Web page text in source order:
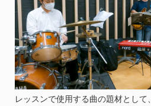
レッスンで使用する曲の題材とし